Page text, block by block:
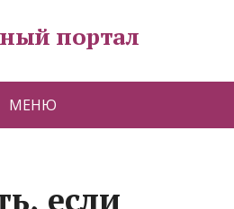
портал
МЕНЮ
если